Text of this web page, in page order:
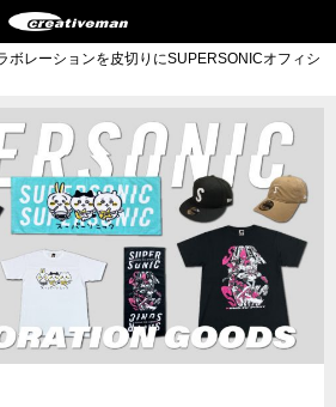
ボレーションを皮切りにSUPERSONICオフィシ